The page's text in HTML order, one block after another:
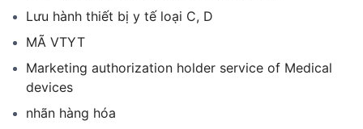
Lưu hành thiết bị y tế loại C, D
MÃ VTYT
Marketing authorization holder service of Medical
devices
nhãn hàng hóa